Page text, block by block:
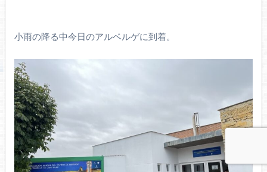
小雨の降る中今日のアルベルゲに到着。